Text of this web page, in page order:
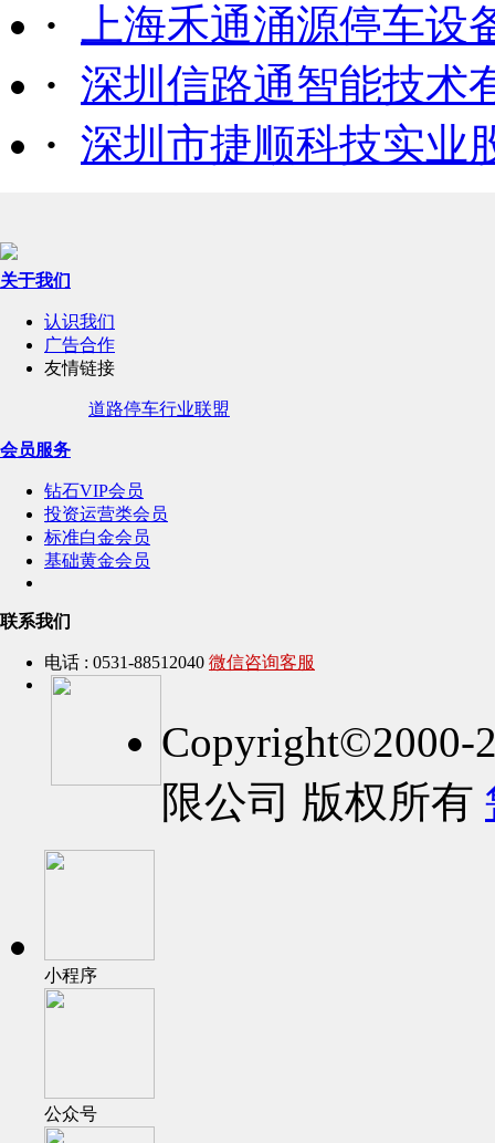
·
上海禾通涌源停车设
· 深圳信路通智能技术
· 深圳市捷顺科技实业
关于我们
认识我们
广告合作
友情链接
道路停车行业联盟
会员服务
钻石VIP会员
投资运营类会员
标准白金会员
基础黄金会员
联系我们
电话 : 0531-88512040 微信咨询客服
Copyright©2000-
限公司 版权所有
小程序
公众号